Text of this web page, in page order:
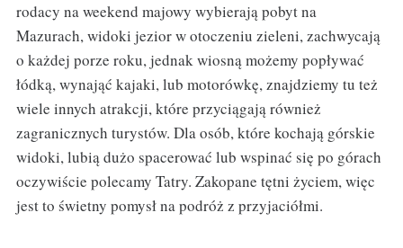
rodacy na weekend majowy wybierają pobyt na
Mazurach, widoki jezior w otoczeniu zieleni, zachwycają
o każdej porze roku, jednak wiosną możemy popływać
łódką, wynająć kajaki, lub motorówkę, znajdziemy tu też
wiele innych atrakcji, które przyciągają również
zagranicznych turystów. Dla osób, które kochają górskie
widoki, lubią dużo spacerować lub wspinać się po górach
oczywiście polecamy Tatry. Zakopane tętni życiem, więc
jest to świetny pomysł na podróż z przyjaciółmi.